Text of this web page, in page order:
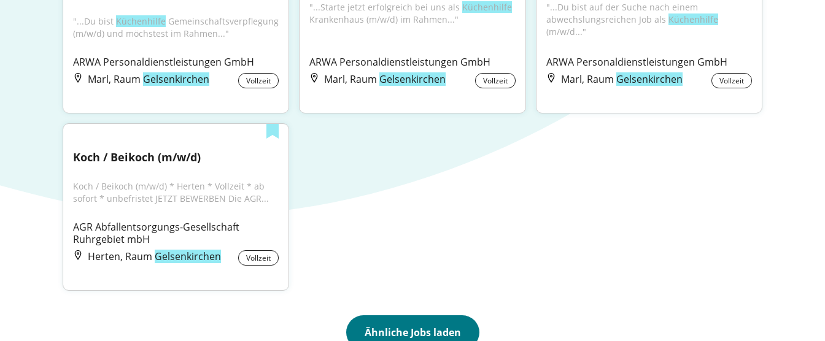
"...Du bist Küchenhilfe Gemeinschaftsverpflegung
(m/w/d) und möchstest im Rahmen..."
ARWA Personaldienstleistungen GmbH
Marl, Raum Gelsenkirchen Vollzeit
"...Starte jetzt erfolgreich bei uns als Küchenhilfe
Krankenhaus (m/w/d) im Rahmen..."
ARWA Personaldienstleistungen GmbH
Marl, Raum Gelsenkirchen Vollzeit
"...Du bist auf der Suche nach einem
abwechslungsreichen Job als Küchenhilfe
(m/w/d..."
ARWA Personaldienstleistungen GmbH
Marl, Raum Gelsenkirchen Vollzeit
Koch / Beikoch (m/w/d)
Koch / Beikoch (m/w/d) * Herten * Vollzeit * ab
sofort * unbefristet JETZT BEWERBEN Die AGR...
AGR Abfallentsorgungs-Gesellschaft
Ruhrgebiet mbH
Herten, Raum Gelsenkirchen Vollzeit
Ähnliche Jobs laden